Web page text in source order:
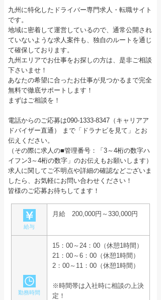
九州に特化したドライバー専門求人・転職サイト
です。
地域に密着して運営しているので、通常公開され
ていないような求人案件も、独自のルートを通じ
て確保しております。
九州エリアでお仕事をお探しの方は、是非ご相談
下さいませ！
あなたの希望に合ったお仕事が見つかるまで完全
無料で徹底サポートします！
まずはご相談を！
電話からのご応募は090-1333-8347（キャリアア
ドバイザー直通） まで「ドラナビを見て」とお
伝えください。
（その際に求人の■管理番号：「3～4桁の数字ハ
イフン3～4桁の数字」のお伝えもお願いします）
求人に関してご不明点や詳細の確認などございま
したら、お気軽にお問い合わせください！
皆様のご応募お待ちしてます！
給与
月給 200,000円～330,000円
勤務時間
15：00～24：00（休憩1時間）
21：00～6：00（休憩1時間）
2：00～11：00（休憩1時間）
※時間帯は入社時に相談の上決
定！